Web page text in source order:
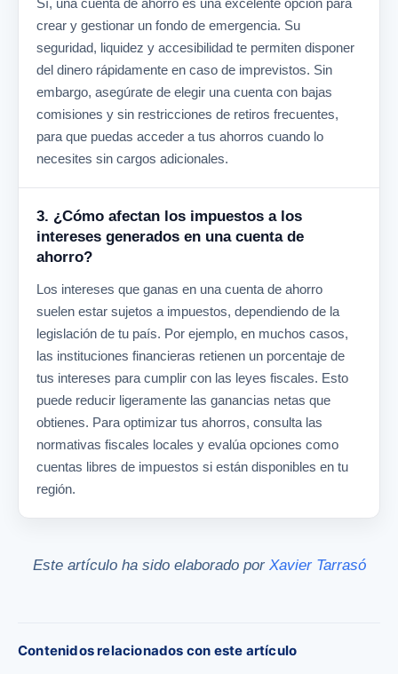
crear y gestionar un fondo de emergencia. Su
seguridad, liquidez y accesibilidad te permiten disponer
del dinero rápidamente en caso de imprevistos. Sin
embargo, asegúrate de elegir una cuenta con bajas
comisiones y sin restricciones de retiros frecuentes,
para que puedas acceder a tus ahorros cuando lo
necesites sin cargos adicionales.
3. ¿Cómo afectan los impuestos a los
intereses generados en una cuenta de
ahorro?
Los intereses que ganas en una cuenta de ahorro
suelen estar sujetos a impuestos, dependiendo de la
legislación de tu país. Por ejemplo, en muchos casos,
las instituciones financieras retienen un porcentaje de
tus intereses para cumplir con las leyes fiscales. Esto
puede reducir ligeramente las ganancias netas que
obtienes. Para optimizar tus ahorros, consulta las
normativas fiscales locales y evalúa opciones como
cuentas libres de impuestos si están disponibles en tu
región.
Este artículo ha sido elaborado por Xavier Tarrasó
Contenidos relacionados con este artículo